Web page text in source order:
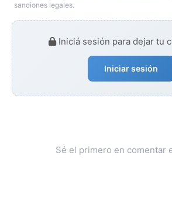
sanciones legales.
Iniciá sesión para dejar tu
Iniciar sesión
Sé el primero en comentar